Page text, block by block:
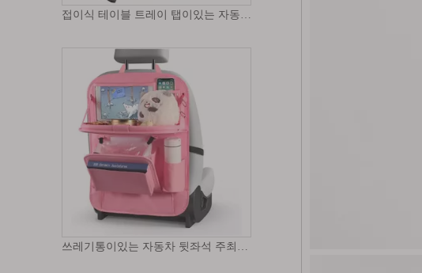
접이식 테이블 트레이 탭이있는 자동차 보관함 트레이 의자 주최자가있는 자동차 뒷좌석 주최자 카시트 백 스토리지 백
쓰레기통이있는 자동차 뒷좌석 주최자 접이식 테이블 트레이가있는 PU 가죽 자동차 보관 주최자 터치 스크린 태블릿 홀더